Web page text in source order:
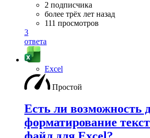
2 подписчика
более трёх лет назад
111 просмотров
3
ответа
Excel
Простой
Есть ли возможность
форматирование